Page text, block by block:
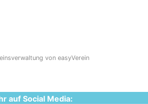
von easyVerein
auf Social Media: